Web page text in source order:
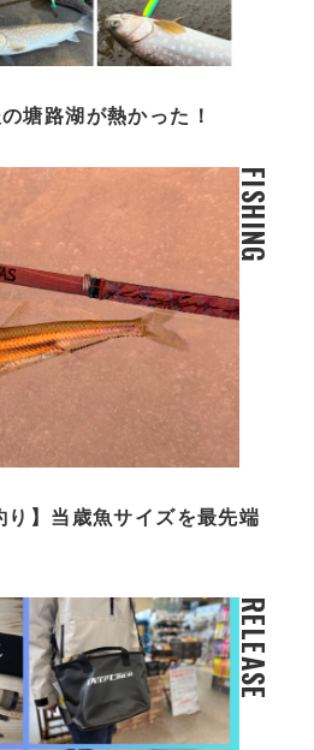
塘路湖が熱かった！
FISHING
り】当歳魚サイズを最先端
RELEASE